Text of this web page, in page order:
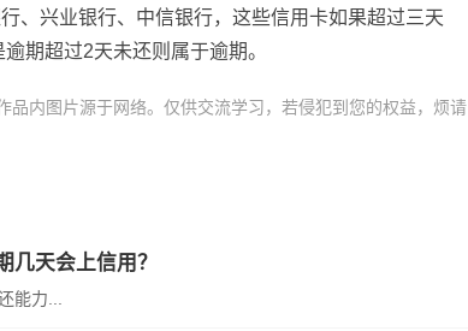
、兴业银行、中信银行，这些信用卡如果超过三天
期超过2天未还则属于逾期。
内图片源于网络。仅供交流学习，若侵犯到您的权益，烦请
几天会上信用？
能力...